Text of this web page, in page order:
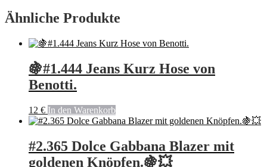
Ähnliche Produkte
🍇#1.444 Jeans Kurz Hose von
Benotti.
12 € In den Warenkorb
#2.365 Dolce Gabbana Blazer mit
goldenen Knöpfen.🍇💥